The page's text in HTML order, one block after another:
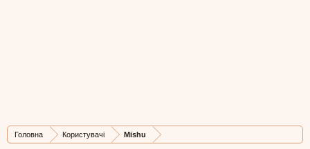
Головна Користувачі Mishu
Дописів
19
Карма
3
Бали
3